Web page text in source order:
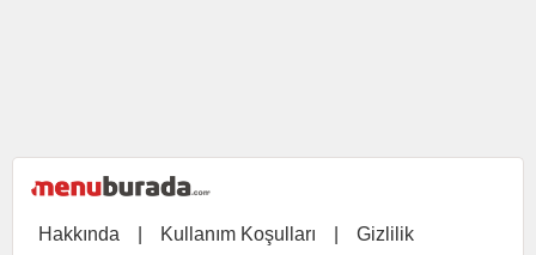
Hakkında Kullanım Koşulları Gizlilik